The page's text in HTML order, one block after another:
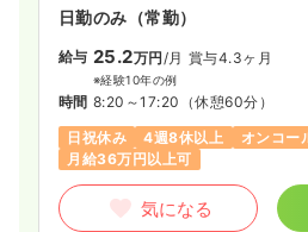
日勤のみ（常勤）
給与 25.2万円/月 賞与4.3ヶ月
※経験10年の例
時間 8:20～17:20 （休憩60分）
日祝休み
4週8休以上
オンコー
月給36万円以上可
気になる